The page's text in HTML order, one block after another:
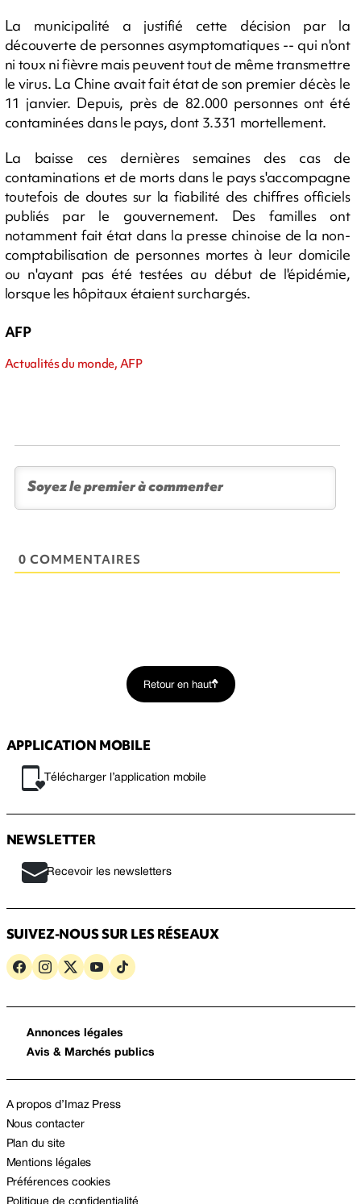
La municipalité a justifié cette décision par la
découverte de personnes asymptomatiques -- qui n'ont
ni toux ni fièvre mais peuvent tout de même transmettre
le virus. La Chine avait fait état de son premier décès le
11 janvier. Depuis, près de 82.000 personnes ont été
contaminées dans le pays, dont 3.331 mortellement.
La baisse ces dernières semaines des cas de
contaminations et de morts dans le pays s'accompagne
toutefois de doutes sur la fiabilité des chiffres officiels
publiés par le gouvernement. Des familles ont
notamment fait état dans la presse chinoise de la non-
comptabilisation de personnes mortes à leur domicile
ou n'ayant pas été testées au début de l'épidémie,
lorsque les hôpitaux étaient surchargés.
AFP
Actualités du monde, AFP
0 COMMENTAIRES
Retour en haut
APPLICATION MOBILE
Télécharger l’application mobile
NEWSLETTER
Recevoir les newsletters
SUIVEZ-NOUS SUR LES RÉSEAUX
Annonces légales
Avis & Marchés publics
A propos d’Imaz Press
Nous contacter
Plan du site
Mentions légales
Préférences cookies